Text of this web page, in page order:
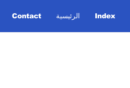
Contact الرئيسية Index